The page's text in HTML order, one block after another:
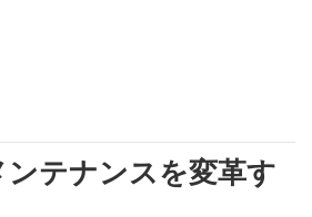
ンテナンスを変革す